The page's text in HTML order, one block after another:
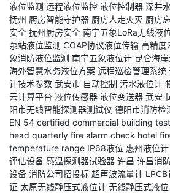
液位监测 远程液位监控 液位控制器 深井
抚州 厨房智能守护器 厨房人走火灭 厨房
安全 抚州厨房安全 南宁五象LoRa无线液
泵站液位监测 COAP协议液位传输 高精度
象消防液位监测 南宁五象液位计 昆仑海
海外智慧水务液位方案 远程巡检管理系统
计技术参数 武安市 自动控制 污水液位计
云计算平台 液位传感器 液位变送器 武安
阳市无线智能探测器测试仪 德阳市消防检
EN 54 certified commercial building
head quarterly fire alarm check hotel
temperature range IP68液位 惠州液位计
评估设备 感温探测器试验器 许昌 许昌消
设备 消防公司招投标 超声波流量计 LPCB
证 太原无线静压式液位计 无线静压式液